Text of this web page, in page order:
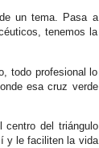
un tema. Pasa a
tenemos la
todo profesional lo
esa cruz verde
centro del triángulo
y le faciliten la vida